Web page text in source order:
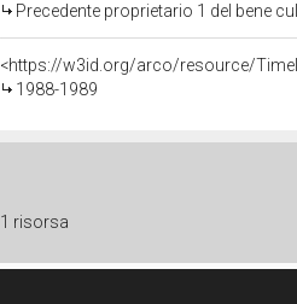
Precedente proprietario 1 del bene
<https://w3id.org/arco/resource/
1988-1989
1 risorsa